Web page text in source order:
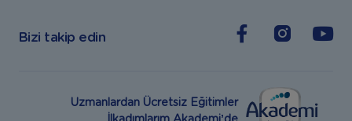
Bizi takip edin
Uzmanlardan Ücretsiz Eğitimler